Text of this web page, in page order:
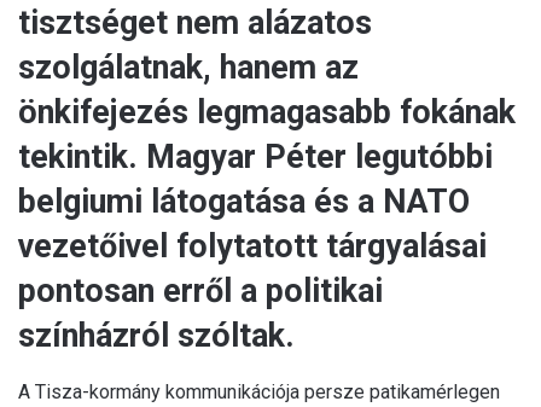
tisztséget nem alázatos
szolgálatnak, hanem az
önkifejezés legmagasabb fokának
tekintik. Magyar Péter legutóbbi
belgiumi látogatása és a NATO
vezetőivel folytatott tárgyalásai
pontosan erről a politikai
színházról szóltak.
A Tisza-kormány kommunikációja persze patikamérlegen